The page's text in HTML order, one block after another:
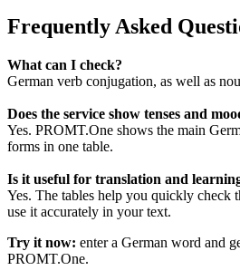
Frequently Asked
What can I check?
German verb conjugation, as well as
Does the service show tenses and
Yes. PROMT.One shows the main
forms in one table.
Is it useful for translation and
Yes. The tables help you quickly check
use it accurately in your text.
Try it now: enter a German word and
PROMT.One.